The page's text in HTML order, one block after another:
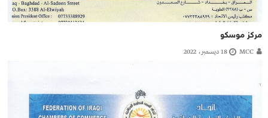
مركز موسكو
MCC 18 ديسمبر، 2022